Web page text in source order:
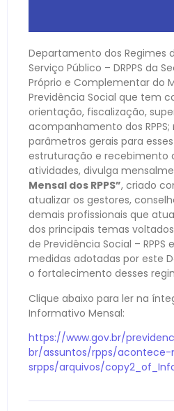
Departamento dos Regimes
Serviço Público – DRPPS da
Próprio e Complementar do
Previdência Social que tem
orientação, fiscalização,
acompanhamento dos
parâmetros gerais para
estruturação e recebimento
atividades, divulga
Mensal dos RPPS”, criado
atualizar os gestores,
demais profissionais que
dos principais temas
de Previdência Social – RPPS
medidas adotadas por este
o fortalecimento desses
Clique abaixo para ler na
Informativo Mensal:
https://www.gov.br/
br/assuntos/rpps/
srpps/arquivos/